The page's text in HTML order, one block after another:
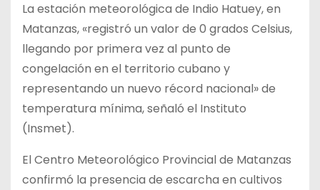
La estación meteorológica de Indio Hatuey, en
Matanzas, «registró un valor de 0 grados Celsius,
llegando por primera vez al punto de
congelación en el territorio cubano y
representando un nuevo récord nacional» de
temperatura mínima, señaló el Instituto
(Insmet).
El Centro Meteorológico Provincial de Matanzas
confirmó la presencia de escarcha en cultivos